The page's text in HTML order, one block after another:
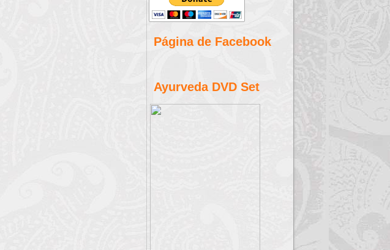
Página de Facebook
Ayurveda DVD Set